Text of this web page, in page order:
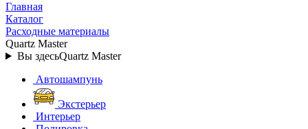
Главная
Каталог
Расходные материалы
Quartz Master
Вы здесьQuartz Master
Автошампунь
Экстерьер
Интерьер